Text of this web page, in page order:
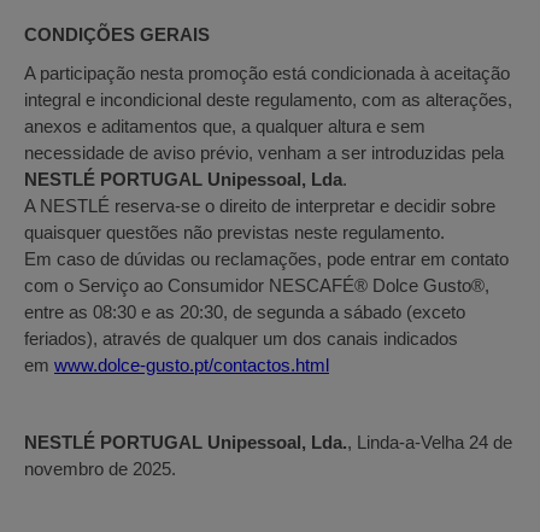
CONDIÇÕES GERAIS
A participação nesta promoção está condicionada à aceitação
integral e incondicional deste regulamento, com as alterações,
anexos e aditamentos que, a qualquer altura e sem
necessidade de aviso prévio, venham a ser introduzidas pela
NESTLÉ PORTUGAL Unipessoal, Lda.
A NESTLÉ reserva-se o direito de interpretar e decidir sobre
quaisquer questões não previstas neste regulamento.
Em caso de dúvidas ou reclamações, pode entrar em contato
com o Serviço ao Consumidor NESCAFÉ® Dolce Gusto®,
entre as 08:30 e as 20:30, de segunda a sábado (exceto
feriados), através de qualquer um dos canais indicados
em www.dolce-gusto.pt/contactos.html
NESTLÉ PORTUGAL Unipessoal, Lda., Linda-a-Velha 24 de
novembro de 2025.